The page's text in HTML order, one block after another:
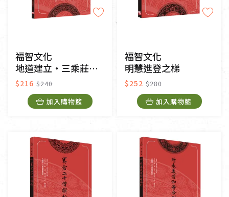
福智文化
地道建立‧三乘莊嚴甚深引導筆記
$216 $240
加入購物籃
福智文化
明慧進登之梯
$252 $280
加入購物籃